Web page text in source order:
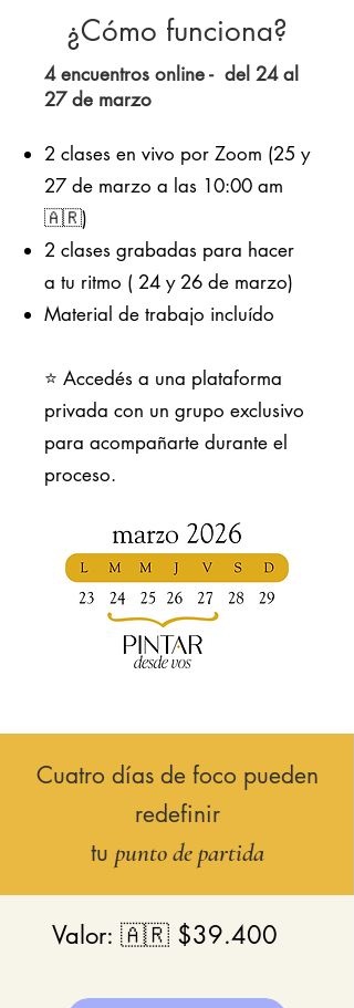
¿Cómo funciona?
4 encuentros online - del 24 al
27 de marzo
2 clases en vivo por Zoom (25 y
27 de marzo a las 10:00 am
🇦🇷)
2 clases grabadas para hacer
a tu ritmo ( 24 y 26 de marzo)
Material de trabajo incluído
⭐️ Accedés a una plataforma
privada con un grupo exclusivo
para acompañarte durante el
proceso.
Cuatro días de foco pueden
redefinir
tu punto de partida
Valor: 🇦🇷 $39.400